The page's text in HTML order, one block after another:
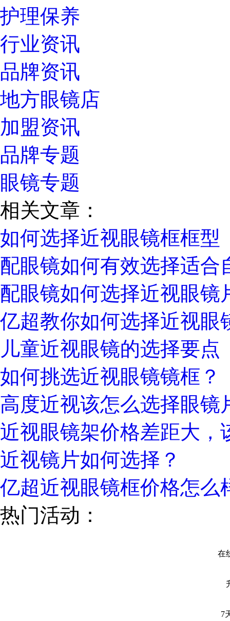
护理保养
行业资讯
品牌资讯
地方眼镜店
加盟资讯
品牌专题
眼镜专题
相关文章：
如何选择近视眼镜框框型
配眼镜如何有效选择适合
配眼镜如何选择近视眼镜
亿超教你如何选择近视眼
儿童近视眼镜的选择要点
如何挑选近视眼镜镜框？
高度近视该怎么选择眼镜
近视眼镜架价格差距大，
近视镜片如何选择？
亿超近视眼镜框价格怎么
热门活动：
在
7